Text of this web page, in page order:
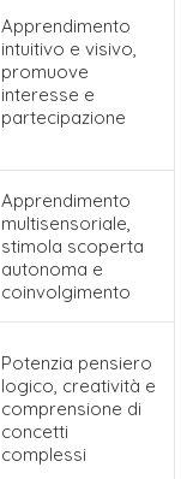
Apprendimento
intuitivo e visivo,
promuove
interesse e
partecipazione
Apprendimento
multisensoriale,
stimola scoperta
autonoma e
coinvolgimento
Potenzia pensiero
logico, creatività e
comprensione di
concetti
complessi